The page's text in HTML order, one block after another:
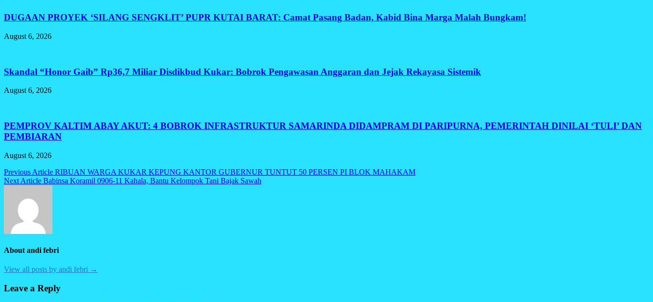
DUGAAN PROYEK ‘SILANG SENGKLIT’ PUPR KUTAI BARAT: Camat Pasang Badan, Kabid Bina Marga Malah Bungkam!
August 6, 2026
Skandal “Honor Gaib” Rp36,7 Miliar Disdikbud Kukar: Bobrok Pengawasan Anggaran dan Jejak Rekayasa Sistemik
August 6, 2026
PEMPROV KALTIM ABAY AKUT: 4 BOBROK INFRASTRUKTUR SAMARINDA DIDAMPRAM DI PARIPURNA, PEMERINTAH DINILAI ‘TULI’ DAN
PEMBIARAN
August 6, 2026
Post
navigation
Previous Article RIBUAN WARGA KUKAR KEPUNG KANTOR GUBERNUR TUNTUT 50 PERSEN PI BLOK MAHAKAM
Next Article Babinsa Koramil 0906-11 Kahala, Bantu Kelompok Tani Bajak Sawah
About andi febri
View all posts by andi febri →
Leave a Reply